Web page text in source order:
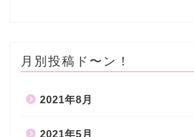
月別投稿ド〜ン！
2021年8月
2021年5月